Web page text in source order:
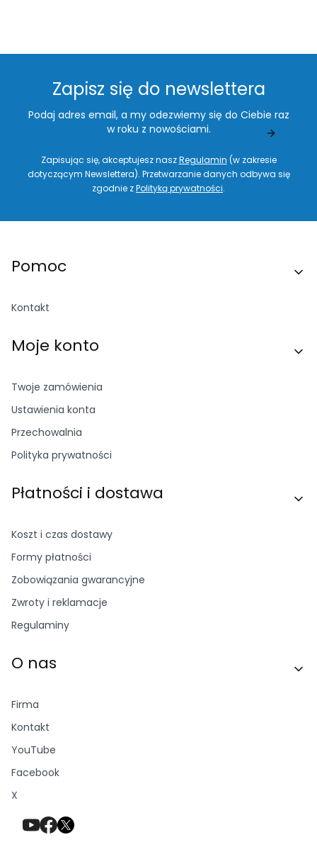
Zapisz się do newslettera
Podaj adres email, a my odezwiemy się do Ciebie raz
w roku z nowościami.
Zapisując się, akceptujesz naszRegulamin (w zakresie
dotyczącym Newslettera). Przetwarzanie danych odbywa się
zgodnie zPolityką prywatności.
Linki w stopce
Pomoc
Kontakt
Moje konto
Twoje zamówienia
Ustawienia konta
Przechowalnia
Polityka prywatności
Płatności i dostawa
Koszt i czas dostawy
Formy płatności
Zobowiązania gwarancyjne
Zwroty i reklamacje
Regulaminy
O nas
Firma
Kontakt
YouTube
Facebook
X